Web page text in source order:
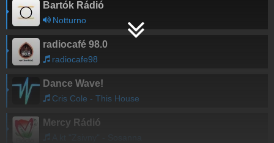
Bartók Rádió
Notturno
radiocafé 98.0
radiocafe98
Dance Wave!
Cris Cole - This House
Mercy Rádió